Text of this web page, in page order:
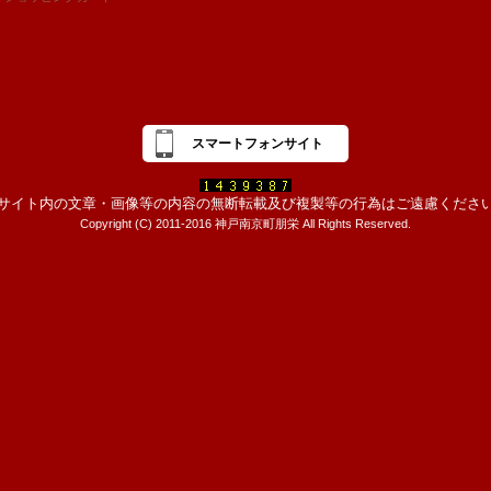
スマートフォンサイト
イト内の文章・画像等の内容の無断転載及び複製等の行為はご遠慮くださ
Copyright (C) 2011-2016 神戸南京町朋栄 All Rights Reserved.